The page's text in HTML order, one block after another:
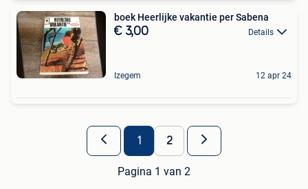
boek Heerlijke vakantie per Sabena
€ 3,00 Details
Izegem 12 apr 24
1 2
Pagina 1 van 2